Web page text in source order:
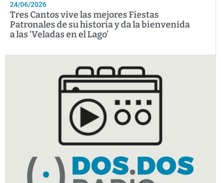
24/06/2026
Tres Cantos vive las mejores Fiestas
Patronales de su historia y da la bienvenida
a las ‘Veladas en el Lago’